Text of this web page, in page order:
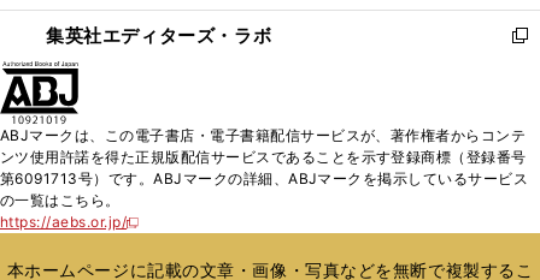
開
く
ウ
で
ン
ド
く
し
い
ド
ウ
で
集英社エディターズ・ラボ
新
ィ
ン
ド
開
ABJマークは、この電子書店・電子書籍配信サービスが、著作権者からコンテ
ンツ使用許諾を得た正規版配信サービスであることを示す登録商標（登録番号
第6091713号）です。ABJマークの詳細、ABJマークを掲示しているサービス
の一覧はこちら。
https://aebs.or.jp/
新
い
本ホームページに記載の文章・画像・写真などを無断で複製するこ